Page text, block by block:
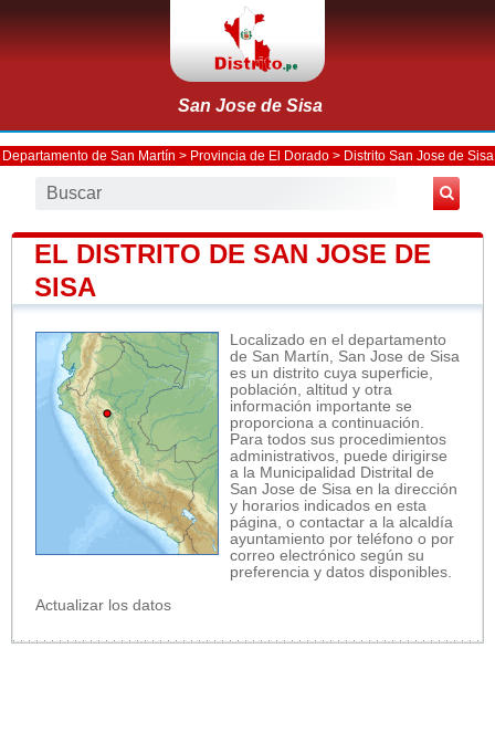
San Jose de Sisa
Departamento de San Martín > Provincia de El Dorado> Distrito San Jose de Sisa
EL DISTRITO DE SAN JOSE DE
SISA
Localizado en el departamento
de San Martín, San Jose de Sisa
es un distrito cuya superficie,
población, altitud y otra
información importante se
proporciona a continuación.
Para todos sus procedimientos
administrativos, puede dirigirse
a la Municipalidad Distrital de
San Jose de Sisa en la dirección
y horarios indicados en esta
página, o contactar a la alcaldía
ayuntamiento por teléfono o por
correo electrónico según su
preferencia y datos disponibles.
Actualizar los datos